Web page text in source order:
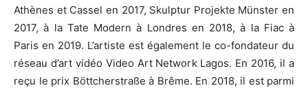
Athènes et Cassel en 2017, Skulptur Projekte Münster en
2017, à la Tate Modern à Londres en 2018, à la Fiac à
Paris en 2019. L’artiste est également le co-fondateur du
réseau d’art vidéo Video Art Network Lagos. En 2016, il a
reçu le prix Böttcherstraße à Brême. En 2018, il est parmi